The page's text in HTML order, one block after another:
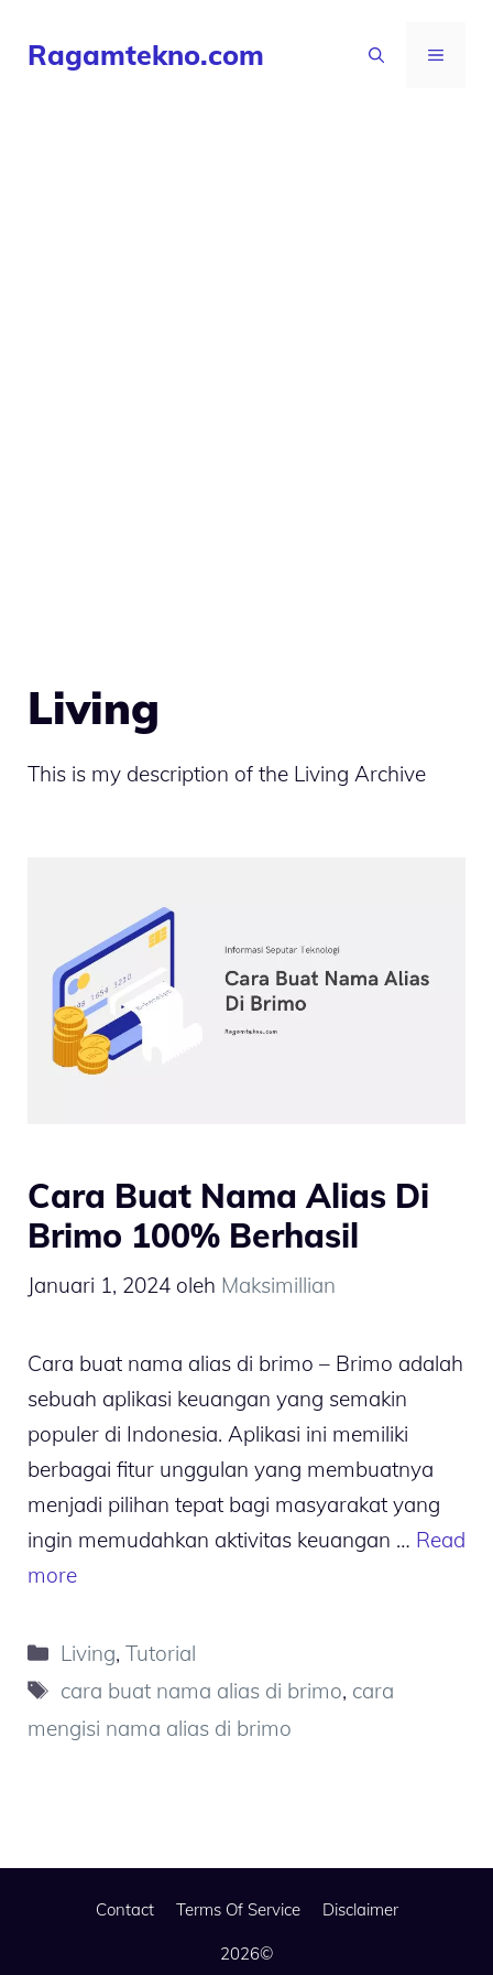
Ragamtekno.com MENU
Living
This is my description of the Living Archive
Cara Buat Nama Alias Di
Brimo 100% Berhasil
Januari 1, 2024 oleh Maksimillian
Cara buat nama alias di brimo – Brimo adalah
sebuah aplikasi keuangan yang semakin
populer di Indonesia. Aplikasi ini memiliki
berbagai fitur unggulan yang membuatnya
menjadi pilihan tepat bagi masyarakat yang
ingin memudahkan aktivitas keuangan … Read
more
Kategori
Living,Tutorial
Tag
cara buat nama alias di brimo, cara
mengisi nama alias di brimo
Contact Terms Of Service Disclaimer
2026©